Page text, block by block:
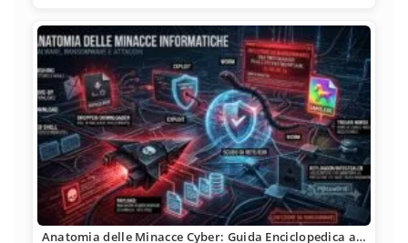
Anatomia delle Minacce Cyber: Guida Enciclopedica a…